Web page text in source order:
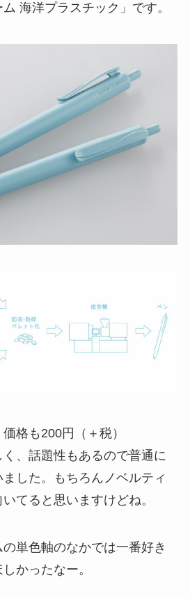
海洋プラスチック」です。
格も200円（＋税）
、話題性もあるので普通に
した。もちろんノベルティ
てると思いますけどね。
単色軸のなかでは一番好き
かったなー。